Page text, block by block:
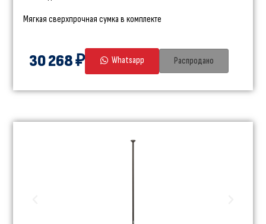
Мягкая сверхпрочная сумка в комплекте
30 268 ₽ Whatsapp Распродано